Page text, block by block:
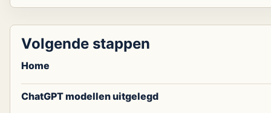
Volgende stappen
Home
ChatGPT modellen uitgelegd